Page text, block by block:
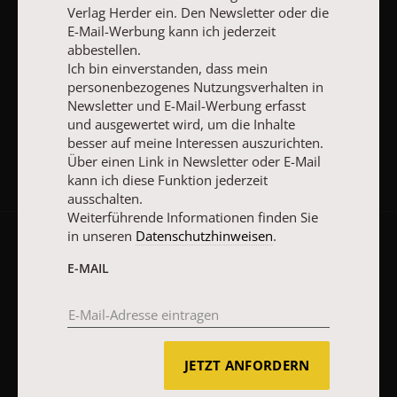
JETZT ANMELDEN
Vertrag widerrufen Abo online kündigen
Verlag Herder ein. Den Newsletter oder die
E-Mail-Werbung kann ich jederzeit
abbestellen.
Ich bin einverstanden, dass mein
personenbezogenes Nutzungsverhalten in
Newsletter und E-Mail-Werbung erfasst
und ausgewertet wird, um die Inhalte
besser auf meine Interessen auszurichten.
Über einen Link in Newsletter oder E-Mail
kann ich diese Funktion jederzeit
ausschalten.
Weiterführende Informationen finden Sie
in unseren Datenschutzhinweisen.
E-MAIL
JETZT ANFORDERN